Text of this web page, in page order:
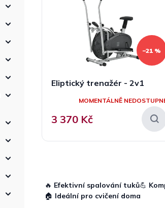
–21 %
Eliptický trenažér - 2v1
MOMENTÁLNĚ
3 370 Kč
🔥 Efektivní spalování tuků💪
🏠 Ideální pro cvičení doma